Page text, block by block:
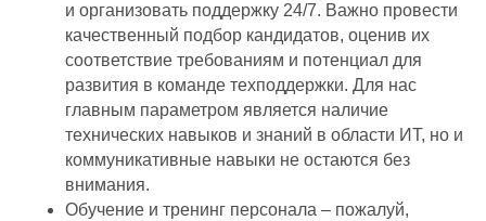
и организовать поддержку 24/7. Важно провести
качественный подбор кандидатов, оценив их
соответствие требованиям и потенциал для
развития в команде техподдержки. Для нас
главным параметром является наличие
технических навыков и знаний в области ИТ, но и
коммуникативные навыки не остаются без
внимания.
Обучение и тренинг персонала – пожалуй,